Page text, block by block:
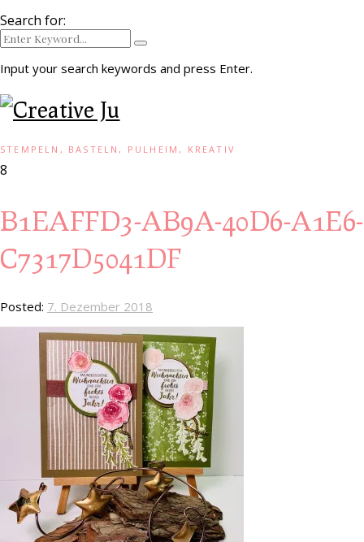
Search for:
Input your search keywords and press Enter.
STEMPELN, BASTELN, PULHEIM, KREATIV
8
B1EAFFD3-AB9A-40D6-A1E6-
C7317D5041DF
Posted: 7. Dezember 2018